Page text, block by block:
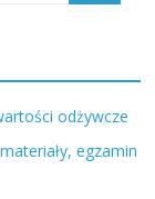
odżywcze
egzamin